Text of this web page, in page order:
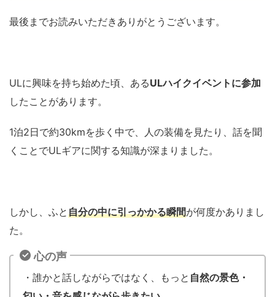
最後までお読みいただきありがとうございます。
ULに興味を持ち始めた頃、あるULハイクイベントに参加
したことがあります。
1泊2日で約30kmを歩く中で、人の装備を見たり、話を聞
くことでULギアに関する知識が深まりました。
しかし、ふと自分の中に引っかかる瞬間が何度かありまし
た。
心の声
・誰かと話しながらではなく、もっと 自然の景色・